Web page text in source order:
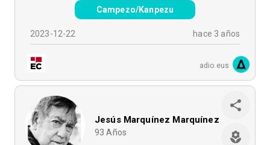
Campezo/Kanpezu
2023-12-22 hace 3 años
adio.eus
Jesús Marquínez Marquínez
93 Años